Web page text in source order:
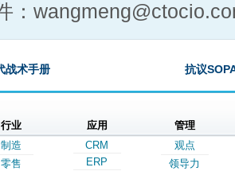
：
战术手册 抗议
行业
制造
零售
应用
CRM
ERP
管理
观点
领导力